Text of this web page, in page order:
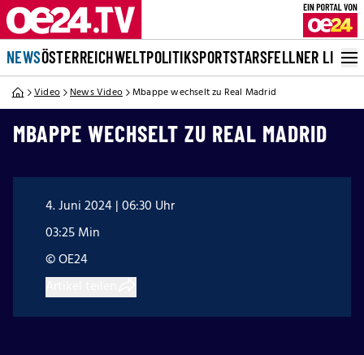
NEWSÖSTERREICHWELTPOLITIKSPORTSTARSFELLNER LIVE
Video News Video Mbappe wechselt zu Real Madrid
MBAPPE WECHSELT ZU REAL MADRID
4. Juni 2024 | 06:30 Uhr
03:25 Min
© OE24